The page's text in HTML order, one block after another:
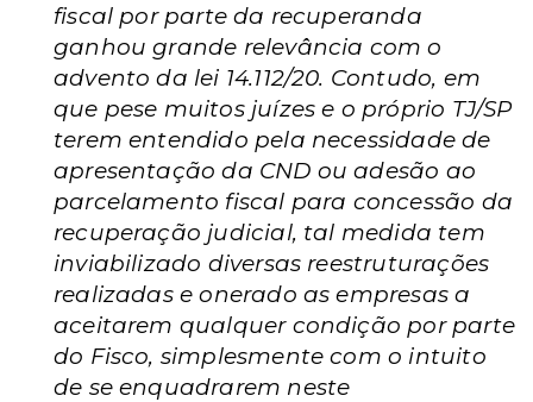
fiscal por parte da recuperanda
ganhou grande relevância com o
advento da lei 14.112/20. Contudo, em
que pese muitos juízes e o próprio TJ/SP
terem entendido pela necessidade de
apresentação da CND ou adesão ao
parcelamento fiscal para concessão da
recuperação judicial, tal medida tem
inviabilizado diversas reestruturações
realizadas e onerado as empresas a
aceitarem qualquer condição por parte
do Fisco, simplesmente com o intuito
de se enquadrarem neste